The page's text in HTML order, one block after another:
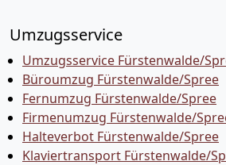
Umzugsservice
Umzugsservice Fürstenwalde/
Büroumzug Fürstenwalde/Spree
Fernumzug Fürstenwalde/Spree
Firmenumzug Fürstenwalde/
Halteverbot Fürstenwalde/Spree
Klaviertransport Fürstenwalde/